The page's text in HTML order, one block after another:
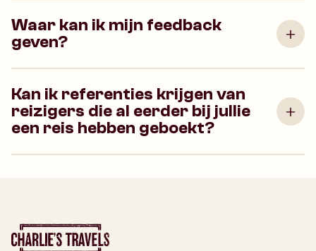
Waar kan ik mijn feedback
geven?
Kan ik referenties krijgen van
reizigers die al eerder bij jullie
een reis hebben geboekt?